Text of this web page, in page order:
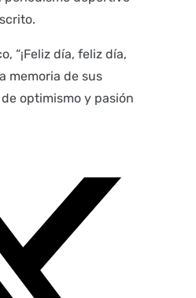
“¡Feliz día, feliz día,
memoria de sus
optimismo y pasión